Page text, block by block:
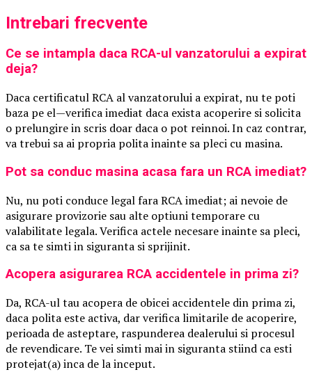
Intrebari frecvente
Ce se intampla daca RCA-ul vanzatorului a expirat
deja?
Daca certificatul RCA al vanzatorului a expirat, nu te poti
baza pe el—verifica imediat daca exista acoperire si solicita
o prelungire in scris doar daca o pot reinnoi. In caz contrar,
va trebui sa ai propria polita inainte sa pleci cu masina.
Pot sa conduc masina acasa fara un RCA imediat?
Nu, nu poti conduce legal fara RCA imediat; ai nevoie de
asigurare provizorie sau alte optiuni temporare cu
valabilitate legala. Verifica actele necesare inainte sa pleci,
ca sa te simti in siguranta si sprijinit.
Acopera asigurarea RCA accidentele in prima zi?
Da, RCA-ul tau acopera de obicei accidentele din prima zi,
daca polita este activa, dar verifica limitarile de acoperire,
perioada de asteptare, raspunderea dealerului si procesul
de revendicare. Te vei simti mai in siguranta stiind ca esti
protejat(a) inca de la inceput.